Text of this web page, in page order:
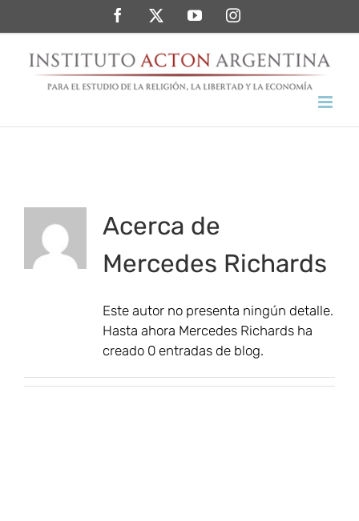
al
contenido
FacebookTwitterYouTubeInstagram
Acerca de
Mercedes Richards
Este autor no presenta ningún detalle.
Hasta ahora Mercedes Richards ha
creado 0 entradas de blog.